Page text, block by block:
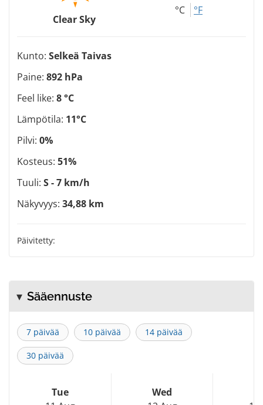
Clear Sky
°C °F
Kunto: Selkeä Taivas
Paine: 892 hPa
Feel like: 8 °C
Lämpötila: 11°C
Pilvi: 0%
Kosteus: 51%
Tuuli: S - 7 km/h
Näkyvyys: 34,88 km
Päivitetty:
Sääennuste
7 päivää 10 päivää 14 päivää
30 päivää
Tue
Wed